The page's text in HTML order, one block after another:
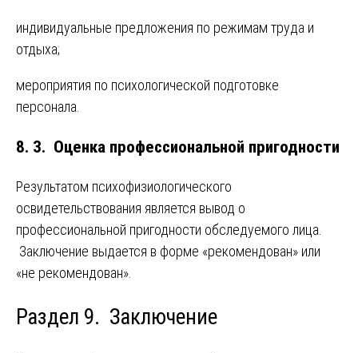
индивидуальные предложения по режимам труда и
отдыха;
мероприятия по психологической подготовке
персонала.
8. 3. Оценка профессиональной пригодности
Результатом психофизиологического
освидетельствования является вывод о
профессиональной пригодности обследуемого лица.
Заключение выдается в форме «рекомендован» или
«не рекомендован».
Раздел 9. Заключение